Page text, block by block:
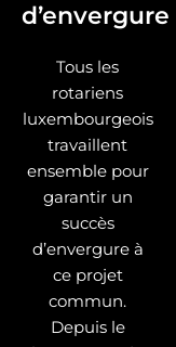
d’envergure
Tous les
rotariens
luxembourgeois
travaillent
ensemble pour
garantir un
succès
d’envergure à
ce projet
commun.
Depuis le